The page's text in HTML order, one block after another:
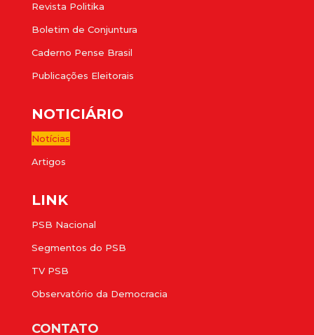
Revista Politika
Boletim de Conjuntura
Caderno Pense Brasil
Publicações Eleitorais
NOTICIÁRIO
Notícias
Artigos
LINK
PSB Nacional
Segmentos do PSB
TV PSB
Observatório da Democracia
CONTATO